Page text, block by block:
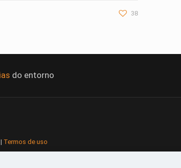
38
do entorno
| Termos de uso